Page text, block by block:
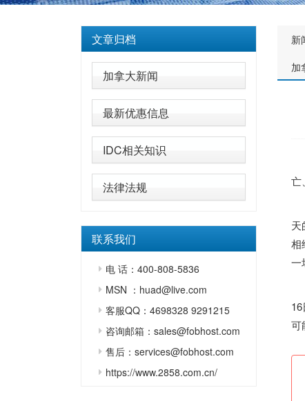
文章归档
加拿大新闻
最新优惠信息
IDC相关知识
法律法规
联系我们
电 话：400-808-5836
MSN ：huad@live.com
客服QQ：4698328 9291215
咨询邮箱：sales@fobhost.com
售后：services@fobhost.com
https://www.2858.com.cn/
新
加
亡
天
相
一
可